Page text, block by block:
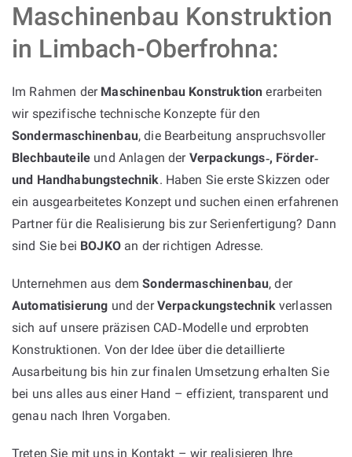
Maschinenbau Konstruktion
in Limbach-Oberfrohna:
Im Rahmen der Maschinenbau Konstruktion erarbeiten
wir spezifische technische Konzepte für den
Sondermaschinenbau, die Bearbeitung anspruchsvoller
Blechbauteile und Anlagen der Verpackungs‑, Förder‑
und Handhabungstechnik. Haben Sie erste Skizzen oder
ein ausgearbeitetes Konzept und suchen einen erfahrenen
Partner für die Realisierung bis zur Serienfertigung? Dann
sind Sie bei BOJKOan der richtigen Adresse.
Unternehmen aus demSondermaschinenbau, der
Automatisierung und derVerpackungstechnikverlassen
sich auf unsere präzisen CAD‑Modelle und erprobten
Konstruktionen. Von der Idee über die detaillierte
Ausarbeitung bis hin zur finalen Umsetzung erhalten Sie
bei uns alles aus einer Hand – effizient, transparent und
genau nach Ihren Vorgaben.
Treten Sie mit uns in Kontakt – wir realisieren Ihre